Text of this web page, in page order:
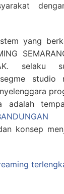
yang
selaku
studio
adalah
konsep